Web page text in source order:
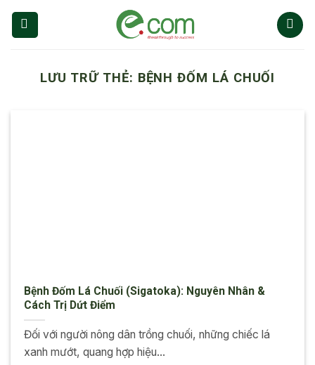
Chuyển
đến
LƯU TRỮ THẺ: BỆNH ĐỐM LÁ CHUỐI
Bệnh Đốm Lá Chuối (Sigatoka): Nguyên Nhân &
Cách Trị Dứt Điểm
Đối với người nông dân trồng chuối, những chiếc lá
xanh mướt, quang hợp hiệu...